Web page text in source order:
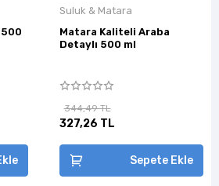
Suluk & Matara
Matara Kaliteli Araba
Detaylı 500 ml
344,49 TL
327,26 TL
Sepete Ekle